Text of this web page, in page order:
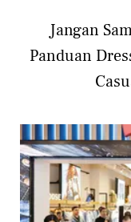
Jangan
Panduan